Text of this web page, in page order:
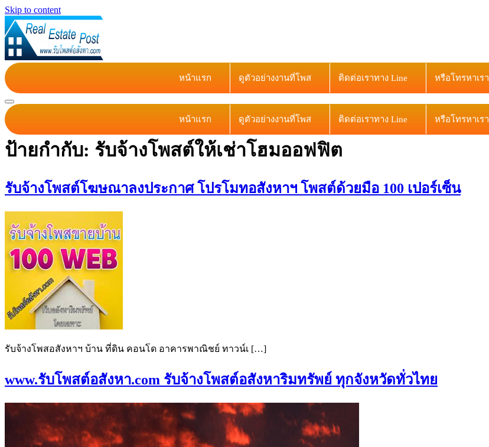
Skip to content
หน้าแรก ดูตัวอย่างงานที่โพส ติดต่อเราทาง Line หรือโทรหาเรา
หน้าแรก ดูตัวอย่างงานที่โพส ติดต่อเราทาง Line หรือโทรหาเรา
ป้ายกำกับ: รับจ้างโพสต์ให้เช่าโฮมออฟฟิต
รับจ้างโพสต์โฆษณาลงประกาศ โปรโมทอสังหาฯ โพสต์ด้วยมือ 100 เปอร์เซ็น
รับจ้างโพสอสังหาฯ บ้าน ที่ดิน คอนโด อาคารพาณิชย์ ทาวน์เ […]
www.รับโพสต์อสังหา.com รับจ้างโพสต์อสังหาริมทรัพย์ ทุกจังหวัดทั่วไทย